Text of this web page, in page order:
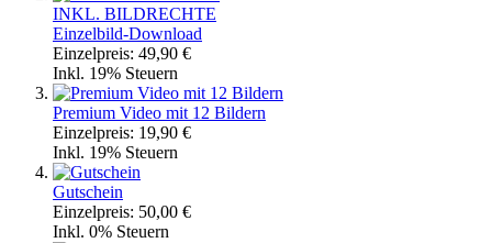
INKL. BILDRECHTE
Einzelbild-Download
Einzelpreis: 49,90 €
Inkl. 19% Steuern
Premium Video mit 12 Bildern
Einzelpreis: 19,90 €
Inkl. 19% Steuern
Gutschein
Einzelpreis: 50,00 €
Inkl. 0% Steuern